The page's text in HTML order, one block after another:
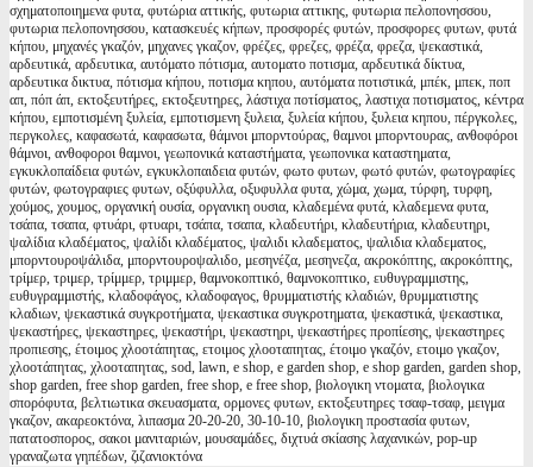
σχηματοποιημενα φυτα, φυτώρια αττικής, φυτωρια αττικης, φυτωρια πελοπονησσου,
φυτωρια πελοπονησσου, κατασκευές κήπων, προσφορές φυτών, προσφορες φυτων, φυτά
κήπου, μηχανές γκαζόν, μηχανες γκαζον, φρέζες, φρεζες, φρέζα, φρεζα, ψεκαστικά,
αρδευτικά, αρδευτικα, αυτόματο πότισμα, αυτοματο ποτισμα, αρδευτικά δίκτυα,
αρδευτικα δικτυα, πότισμα κήπου, ποτισμα κηπου, αυτόματα ποτιστικά, μπέκ, μπεκ, ποπ
απ, πόπ άπ, εκτοξευτήρες, εκτοξευτηρες, λάστιχα ποτίσματος, λαστιχα ποτισματος, κέντρα
κήπου, εμποτισμένη ξυλεία, εμποτισμενη ξυλεια, ξυλεία κήπου, ξυλεια κηπου, πέργκολες,
περγκολες, καφασωτά, καφασωτα, θάμνοι μπορντούρας, θαμνοι μπορντουρας, ανθοφόροι
θάμνοι, ανθοφοροι θαμνοι, γεωπονικά καταστήματα, γεωπονικα καταστηματα,
εγκυκλοπαίδεια φυτών, εγκυκλοπαιδεια φυτών, φωτο φυτων, φωτό φυτών, φωτογραφίες
φυτών, φωτογραφιες φυτων, οξύφυλλα, οξυφυλλα φυτα, χώμα, χωμα, τύρφη, τυρφη,
χούμος, χουμος, οργανική ουσία, οργανικη ουσια, κλαδεμένα φυτά, κλαδεμενα φυτα,
τσάπα, τσαπα, φτυάρι, φτυαρι, τσάπα, τσαπα, κλαδευτήρι, κλαδευτήρια, κλαδευτηρι,
ψαλίδια κλαδέματος, ψαλίδι κλαδέματος, ψαλιδι κλαδεματος, ψαλιδια κλαδεματος,
μπορντουροψάλιδα, μπορντουροψαλιδο, μεσηνέζα, μεσηνεζα, ακροκόπτης, ακροκόπτης,
τρίμερ, τριμερ, τρίμμερ, τριμμερ, θαμνοκοπτικό, θαμνοκοπτικο, ευθυγραμμιστης,
ευθυγραμμιστής, κλαδοφάγος, κλαδοφαγος, θρυμματιστής κλαδιών, θρυμματιστης
κλαδιων, ψεκαστικά συγκροτήματα, ψεκαστικα συγκροτηματα, ψεκαστικά, ψεκαστικα,
ψεκαστήρες, ψεκαστηρες, ψεκαστήρι, ψεκαστηρι, ψεκαστήρες προπίεσης, ψεκαστηρες
προπιεσης, έτοιμος χλοοτάπητας, ετοιμος χλοοταπητας, έτοιμο γκαζόν, ετοιμο γκαζον,
χλοοτάπητας, χλοοταπητας, sod, lawn, e shop, e garden shop, e shop garden, garden shop,
shop garden, free shop garden, free shop, e free shop, βιολογικη ντοματα, βιολογικα
σπορόφυτα, βελτιωτικα σκευασματα, ορμονες φυτων, εκτοξευτηρες τσαφ-τσαφ, μειγμα
γκαζον, ακαρεοκτόνα, λιπασμα 20-20-20, 30-10-10, βιολογικη προστασία φυτων,
πατατοσπορος, σακοι μανιταριών, μουσαμάδες, διχτυά σκίασης λαχανικών, pop-up
γραναζωτα γηπέδων, ζιζανιοκτόνα